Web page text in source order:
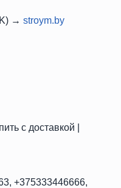
→ stroym.by
с доставкой |
+375333446666,